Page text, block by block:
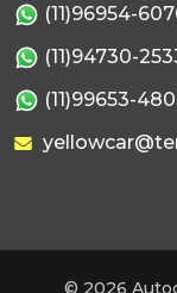
(11)96954-
(11)94730-
(11)99653-
© 2026